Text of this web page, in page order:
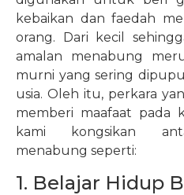
kebaikan dan faedah
orang. Dari kecil
amalan menabung
murni yang sering
usia. Oleh itu, perkara
memberi maafaat pada
kami kongsikan
menabung seperti:
1. Belajar Hidup